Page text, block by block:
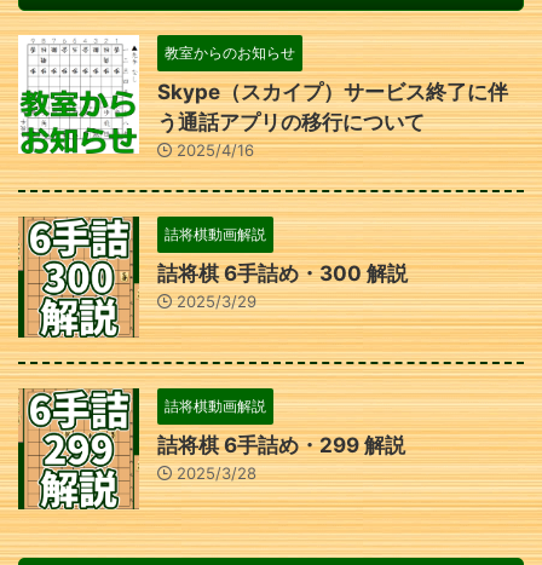
教室からのお知らせ
Skype（スカイプ）サービス終了に伴
う通話アプリの移行について
2025/4/16
詰将棋動画解説
詰将棋 6手詰め・300 解説
2025/3/29
詰将棋動画解説
詰将棋 6手詰め・299 解説
2025/3/28